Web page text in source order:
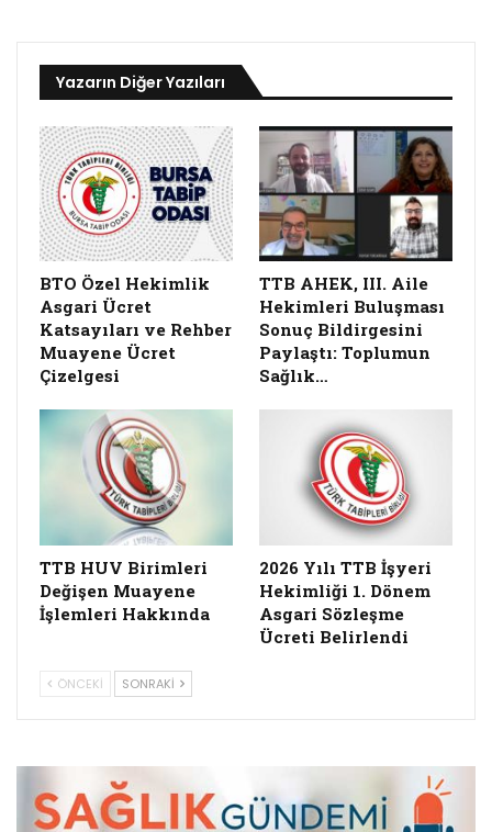
Yazarın Diğer Yazıları
BTO Özel Hekimlik
Asgari Ücret
Katsayıları ve Rehber
Muayene Ücret
Çizelgesi
TTB AHEK, III. Aile
Hekimleri Buluşması
Sonuç Bildirgesini
Paylaştı: Toplumun
Sağlık…
TTB HUV Birimleri
Değişen Muayene
İşlemleri Hakkında
2026 Yılı TTB İşyeri
Hekimliği 1. Dönem
Asgari Sözleşme
Ücreti Belirlendi
ÖNCEKI SONRAKI